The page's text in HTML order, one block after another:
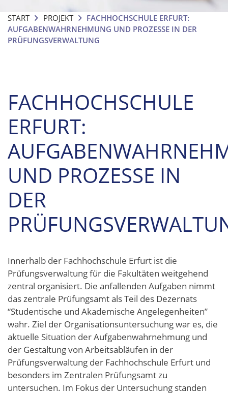
START PROJEKT
FACHHOCHSCHULE ERFURT:
AUFGABENWAHRNEHMUNG UND PROZESSE IN DER
PRÜFUNGSVERWALTUNG
FACHHOCHSCHULE
ERFURT:
UND PROZESSE IN
DER
Innerhalb der Fachhochschule Erfurt ist die
Prüfungsverwaltung für die Fakultäten weitgehend
zentral organisiert. Die anfallenden Aufgaben nimmt
das zentrale Prüfungsamt als Teil des Dezernats
“Studentische und Akademische Angelegenheiten”
wahr. Ziel der Organisationsuntersuchung war es, die
aktuelle Situation der Aufgabenwahrnehmung und
der Gestaltung von Arbeitsabläufen in der
Prüfungsverwaltung der Fachhochschule Erfurt und
besonders im Zentralen Prüfungsamt zu
untersuchen. Im Fokus der Untersuchung standen